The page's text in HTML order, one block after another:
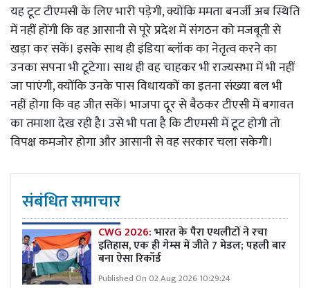
यह टूट टीएमसी के लिए भारी पड़ेगी, क्योंकि ममता बनर्जी अब स्थिति
में नहीं होंगी कि वह आसानी से पूरे प्रदेश में संगठन को मजबूती से
खड़ा कर सकें। इसके साथ ही इंडिया ब्लॉक का नेतृत्व करने का
उनका सपना भी टूटेगा। साथ ही वह चाहकर भी राज्यसभा में भी नहीं
जा पाएंगी, क्योंकि उनके पास विधायकों का इतना संख्या बल भी
नहीं होगा कि वह जीत सकें। भाजपा दूर से बैठकर टीएसी में बगावत
का तमाशा देख रही है। उसे भी पता है कि टीएमसी में टूट होगी तो
विपक्ष कमजोर होगा और आसानी से वह सरकार चला सकेगी।
संबंधित समाचार
CWG 2026:भारत के पैरा एथलीटों ने रचा
इतिहास, एक ही गेम्स में जीते 7 मेडल; पहली बार
बना ऐसा रिकॉर्ड
Published On 02 Aug 2026 10:29:24